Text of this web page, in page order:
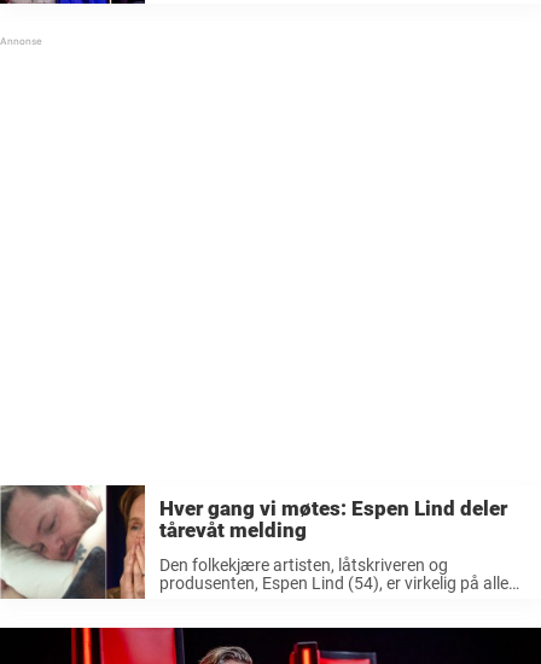
Hver gang vi møtes: Espen Lind deler
tårevåt melding
Den folkekjære artisten, låtskriveren og
produsenten, Espen Lind (54), er virkelig på alles
til å ...